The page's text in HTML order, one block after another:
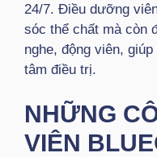
24/7. Điều dưỡng
sóc thể chất mà còn
nghe, động viên,
tâm điều trị.
NHỮNG
VIÊN